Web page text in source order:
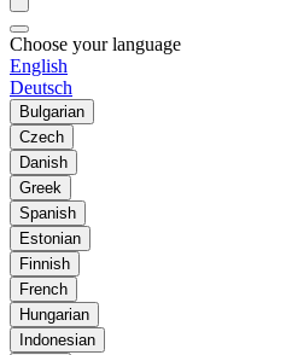
Choose your language
English
Deutsch
Bulgarian
Czech
Danish
Greek
Spanish
Estonian
Finnish
French
Hungarian
Indonesian